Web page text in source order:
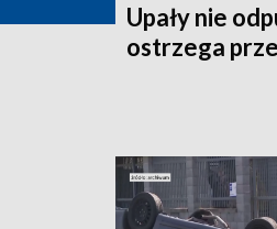
Upały nie
ostrzega